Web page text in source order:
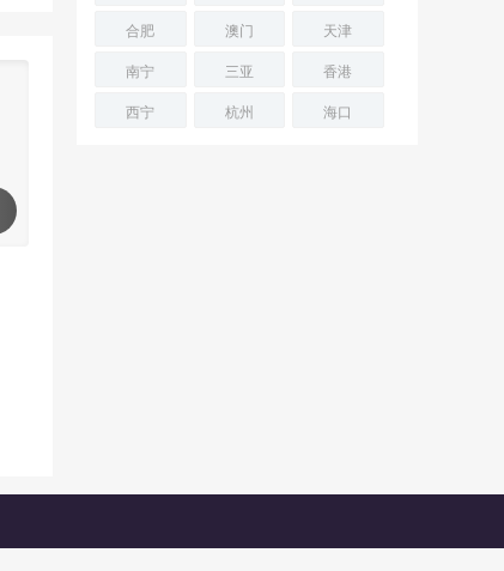
合肥
澳门
天津
南宁
三亚
香港
西宁
杭州 海口